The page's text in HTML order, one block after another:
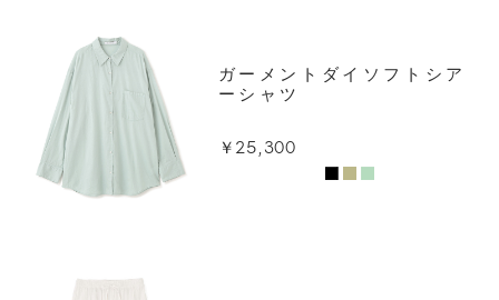
ガーメントダイソフトシア
ーシャツ
￥25,300